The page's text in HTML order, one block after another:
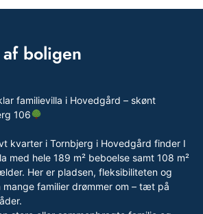
boligen
familievilla i Hovedgård – skønt
106
kvarter i Tornbjerg i Hovedgård finder I
med hele 189 m² beboelse samt 108 m²
Her er pladsen, fleksibiliteten og
mange familier drømmer om – tæt på